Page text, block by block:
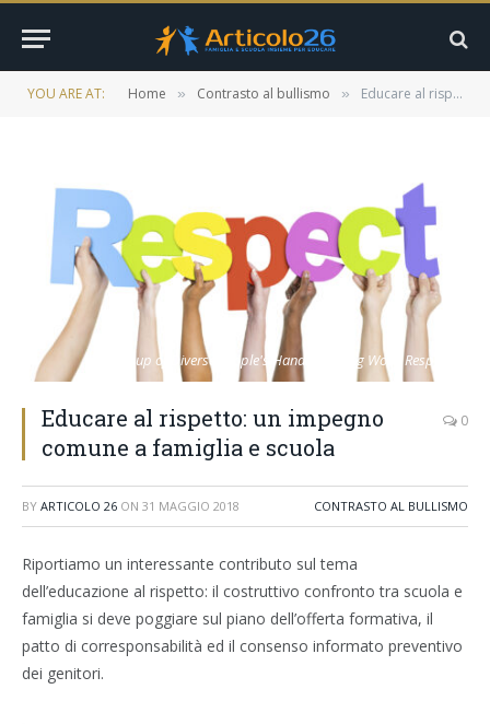
YOU ARE AT: Home » Contrasto al bullismo » Educare al rispetto: un impegno comune a famiglia e scuola
Group of Diverse People's Hands Holding Word Respect
Educare al rispetto: un impegno
comune a famiglia e scuola
0
BY ARTICOLO 26 ON 31 MAGGIO 2018 CONTRASTO AL BULLISMO
Riportiamo un interessante contributo sul tema
dell’educazione al rispetto: il costruttivo confronto tra scuola e
famiglia si deve poggiare sul piano dell’offerta formativa, il
patto di corresponsabilità ed il consenso informato preventivo
dei genitori.